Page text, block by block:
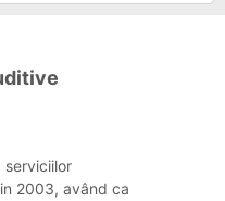
serviciilor
2003, având ca